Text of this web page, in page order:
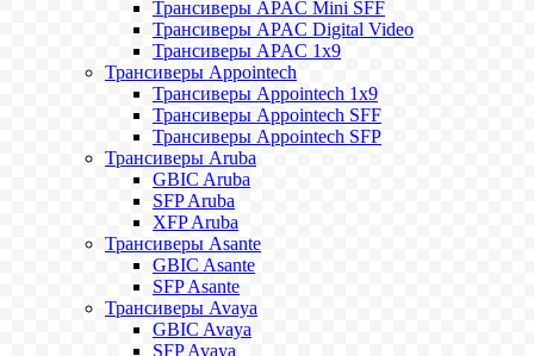
Трансиверы APAC Mini SFF
Трансиверы APAC Digital Video
Трансиверы APAC 1x9
Трансиверы Appointech
Трансиверы Appointech 1x9
Трансиверы Appointech SFF
Трансиверы Appointech SFP
Трансиверы Aruba
GBIC Aruba
SFP Aruba
XFP Aruba
Трансиверы Asante
GBIC Asante
SFP Asante
Трансиверы Avaya
GBIC Avaya
SFP Avaya